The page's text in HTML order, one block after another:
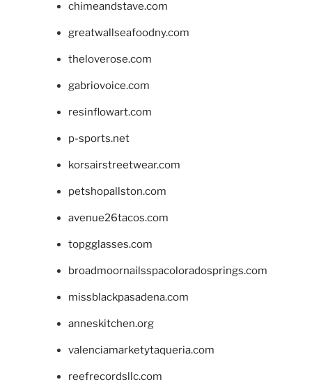
chimeandstave.com
greatwallseafoodny.com
theloverose.com
gabriovoice.com
resinflowart.com
p-sports.net
korsairstreetwear.com
petshopallston.com
avenue26tacos.com
topgglasses.com
broadmoornailsspacoloradosprings.com
missblackpasadena.com
anneskitchen.org
valenciamarketytaqueria.com
reefrecordsllc.com